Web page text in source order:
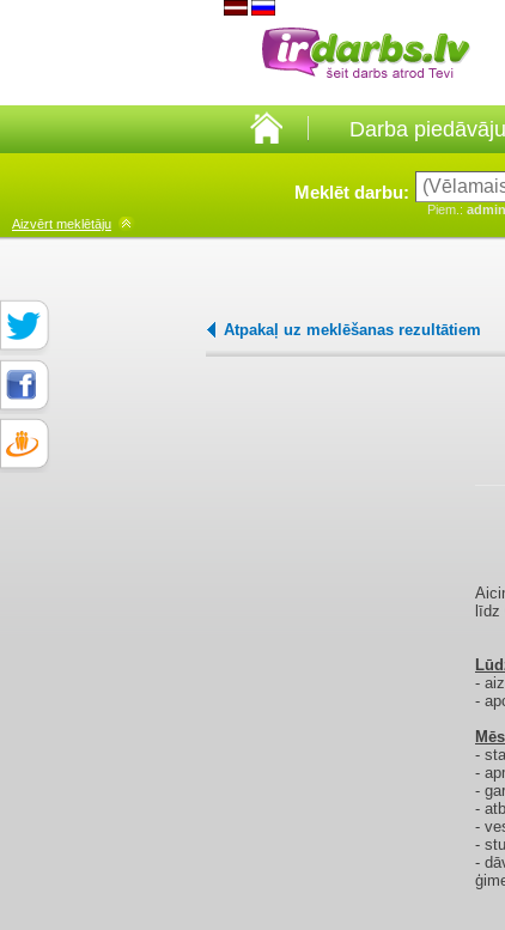
Darba
Meklēt darbu:
Piem.:
Aizvērt meklētāju
Atpakaļ uz meklēšanas rezultātiem
līdz
-
-
-
-
-
-
-
-
-